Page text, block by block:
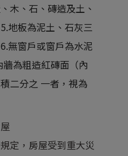
木、石、磚造及土、
地板為泥土、石灰三
窗戶或窗戶為水泥
為粗造紅磚面（內
二分之 一者，視為
定，房屋受到重大災